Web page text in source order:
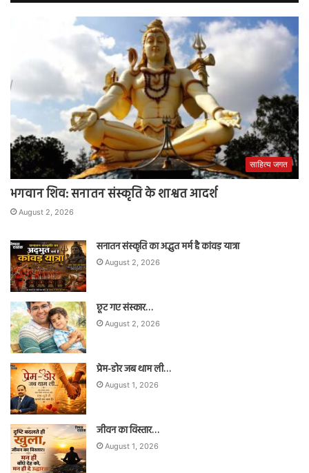
साहित्य जगत
भगवान शिव: सनातन संस्कृति के शाश्वत आदर्श
August 2, 2026
सनातन संस्कृति का अद्भुत मर्म है कांवड़ यात्रा
August 2, 2026
छूट गए संस्कार…
August 2, 2026
प्रेम-डोर जब थाम ली…
August 1, 2026
जीवन का विस्तार…
August 1, 2026